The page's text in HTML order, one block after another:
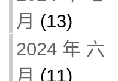
月 (13)
2024 年 六
月 (11)